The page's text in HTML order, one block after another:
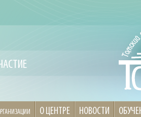
О ЦЕНТРЕ НОВОСТИ